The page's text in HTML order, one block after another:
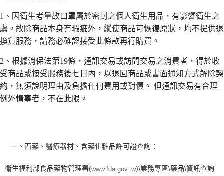
1、因衛生考量故口罩屬於密封之個人衛生用品，有影響衛生之
虞。故除商品本身有瑕疵外，縱使商品可恢復原狀，均不提供退
換貨服務，請務必確認接受此條款再行購買。
2、根據消保法第19條，通訊交易或訪問交易之消費者，得於收
受商品或接受服務後七日內，以退回商品或書面通知方式解除契
約，無須說明理由及負擔任何費用或對價。 但通訊交易有合理
例外情事者，不在此限。
一、西藥、醫療器材、含藥化粧品許可證查詢：
衛生福利部食品藥物管理署(www.fda.gov.tw)\業務專區\藥品\資訊查詢